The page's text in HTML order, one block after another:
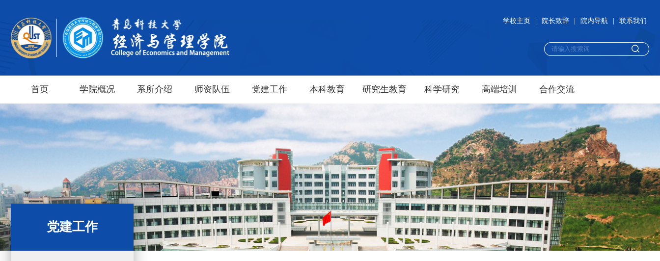
学校主页 院长致辞 院内导航 联系我们
首页 学院概况 系所介绍 师资队伍 党建工作 本科教育 研究生教育 科学研究 高端培训 合作交流
党建工作